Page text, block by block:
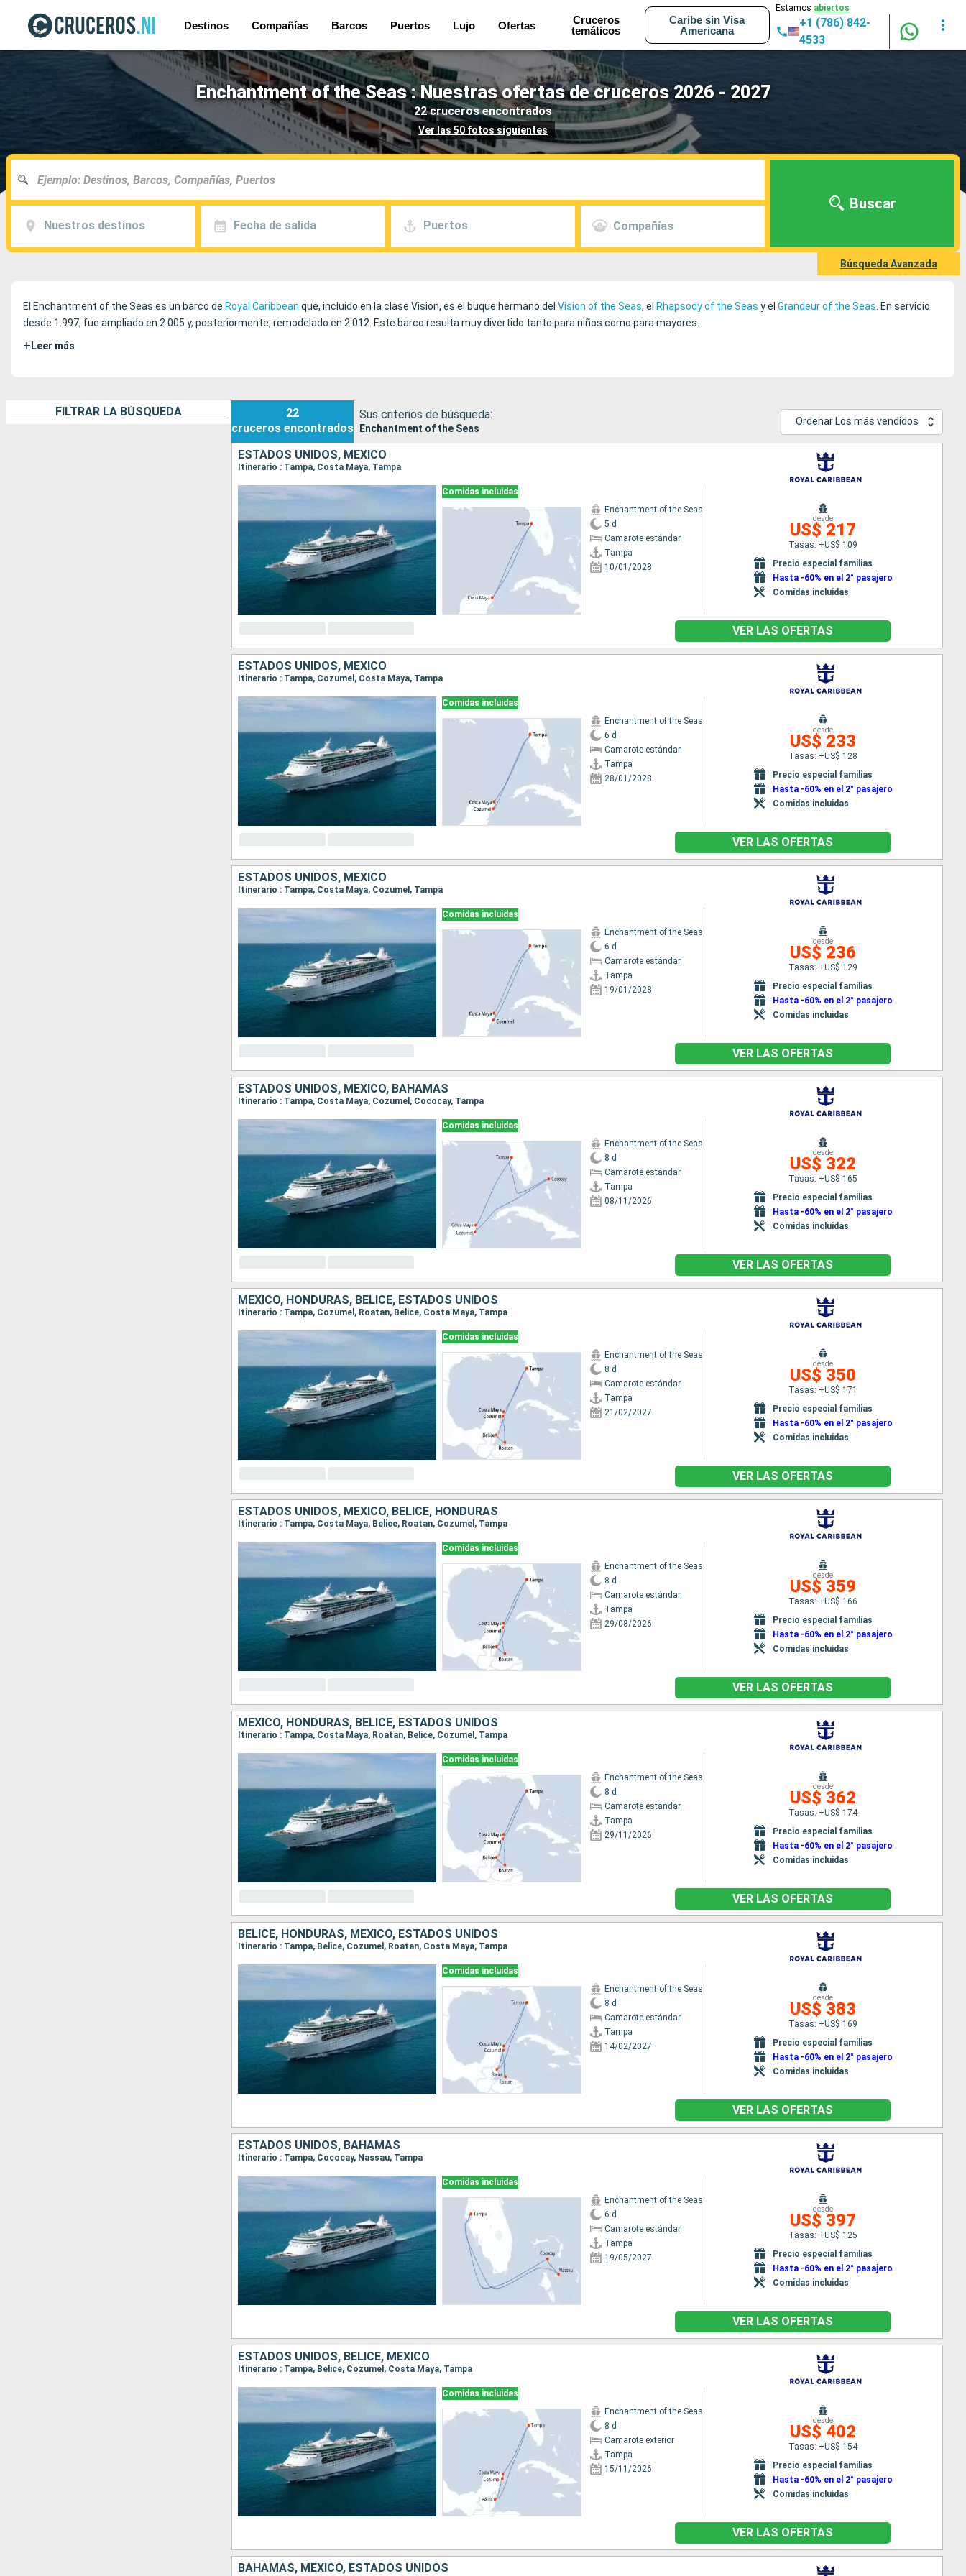
Destinos Compañías Barcos Puertos Lujo Ofertas
Cruceros
temáticos
Caribe sin Visa
Americana
Estamos abiertos
+1 (786) 842-
4533
Enchantment of the Seas : Nuestras ofertas de cruceros 2026 - 2027
22 cruceros encontrados
Ver las 50 fotos siguientes
Nuestros destinos Fecha de salida Puertos Compañías
Buscar
Búsqueda Avanzada
El Enchantment of the Seas es un barco de Royal Caribbean que, incluido en la clase Vision, es el buque hermano del Vision of the Seas, el Rhapsody of the Seas y el Grandeur of the Seas . En servicio
desde 1.997, fue ampliado en 2.005 y, posteriormente, remodelado en 2.012. Este barco resulta muy divertido tanto para niños como para mayores.
+ Leer más
FILTRAR LA BÚSQUEDA
22
cruceros encontrados
Sus criterios de búsqueda:
Enchantment of the Seas
Ordenar Los más vendidos
ESTADOS UNIDOS, MÉXICO
Itinerario : Tampa, Costa Maya, Tampa
Comidas incluidas
Enchantment of the Seas
5 d
Camarote estándar
Tampa
10/01/2028
desde
US$ 217
Tasas: +US$ 109
Precio especial familias
Hasta -60% en el 2° pasajero
Comidas incluidas
VER LAS OFERTAS
ESTADOS UNIDOS, MÉXICO
Itinerario : Tampa, Cozumel, Costa Maya, Tampa
Comidas incluidas
Enchantment of the Seas
6 d
Camarote estándar
Tampa
28/01/2028
desde
US$ 233
Tasas: +US$ 128
Precio especial familias
Hasta -60% en el 2° pasajero
Comidas incluidas
VER LAS OFERTAS
ESTADOS UNIDOS, MÉXICO
Itinerario : Tampa, Costa Maya, Cozumel, Tampa
Comidas incluidas
Enchantment of the Seas
6 d
Camarote estándar
Tampa
19/01/2028
desde
US$ 236
Tasas: +US$ 129
Precio especial familias
Hasta -60% en el 2° pasajero
Comidas incluidas
VER LAS OFERTAS
ESTADOS UNIDOS, MÉXICO, BAHAMAS
Itinerario : Tampa, Costa Maya, Cozumel, Cococay, Tampa
Comidas incluidas
Enchantment of the Seas
8 d
Camarote estándar
Tampa
08/11/2026
desde
US$ 322
Tasas: +US$ 165
Precio especial familias
Hasta -60% en el 2° pasajero
Comidas incluidas
VER LAS OFERTAS
MÉXICO, HONDURAS, BELICE, ESTADOS UNIDOS
Itinerario : Tampa, Cozumel, Roatan, Belice, Costa Maya, Tampa
Comidas incluidas
Enchantment of the Seas
8 d
Camarote estándar
Tampa
21/02/2027
desde
US$ 350
Tasas: +US$ 171
Precio especial familias
Hasta -60% en el 2° pasajero
Comidas incluidas
VER LAS OFERTAS
ESTADOS UNIDOS, MÉXICO, BELICE, HONDURAS
Itinerario : Tampa, Costa Maya, Belice, Roatan, Cozumel, Tampa
Comidas incluidas
Enchantment of the Seas
8 d
Camarote estándar
Tampa
29/08/2026
desde
US$ 359
Tasas: +US$ 166
Precio especial familias
Hasta -60% en el 2° pasajero
Comidas incluidas
VER LAS OFERTAS
MÉXICO, HONDURAS, BELICE, ESTADOS UNIDOS
Itinerario : Tampa, Costa Maya, Roatan, Belice, Cozumel, Tampa
Comidas incluidas
Enchantment of the Seas
8 d
Camarote estándar
Tampa
29/11/2026
desde
US$ 362
Tasas: +US$ 174
Precio especial familias
Hasta -60% en el 2° pasajero
Comidas incluidas
VER LAS OFERTAS
BELICE, HONDURAS, MÉXICO, ESTADOS UNIDOS
Itinerario : Tampa, Belice, Cozumel, Roatan, Costa Maya, Tampa
Comidas incluidas
Enchantment of the Seas
8 d
Camarote estándar
Tampa
14/02/2027
desde
US$ 383
Tasas: +US$ 169
Precio especial familias
Hasta -60% en el 2° pasajero
Comidas incluidas
VER LAS OFERTAS
ESTADOS UNIDOS, BAHAMAS
Itinerario : Tampa, Cococay, Nassau, Tampa
Comidas incluidas
Enchantment of the Seas
6 d
Camarote estándar
Tampa
19/05/2027
desde
US$ 397
Tasas: +US$ 125
Precio especial familias
Hasta -60% en el 2° pasajero
Comidas incluidas
VER LAS OFERTAS
ESTADOS UNIDOS, BELICE, MÉXICO
Itinerario : Tampa, Belice, Cozumel, Costa Maya, Tampa
Comidas incluidas
Enchantment of the Seas
8 d
Camarote exterior
Tampa
15/11/2026
desde
US$ 402
Tasas: +US$ 154
Precio especial familias
Hasta -60% en el 2° pasajero
Comidas incluidas
VER LAS OFERTAS
BAHAMAS, MÉXICO, ESTADOS UNIDOS